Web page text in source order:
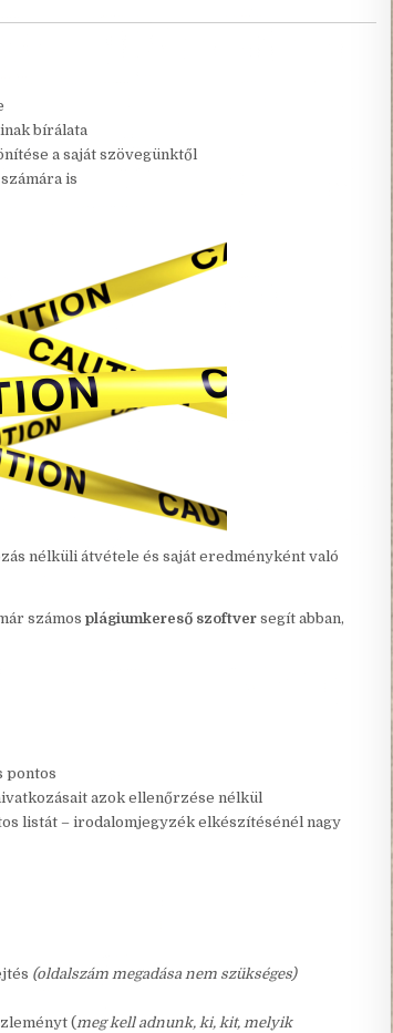
bírálata
a saját szövegünktől
is
nélküli átvétele és saját eredményként való
számos plágiumkereső szoftver segít abban,
pontos
azok ellenőrzése nélkül
listát – irodalomjegyzék elkészítésénél nagy
(oldalszám megadása nem szükséges)
(meg kell adnunk, ki, kit, melyik